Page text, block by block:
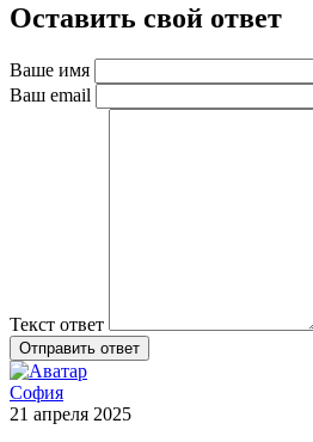
Оставить свой ответ
Ваше имя
Ваш email
Текст ответ
Отправить ответ
София
21 апреля 2025